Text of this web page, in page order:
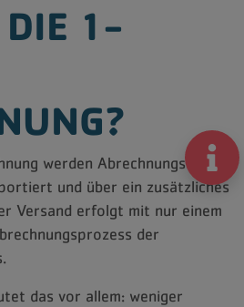
DIE 1-
werden Abrechnungsdaten
und über ein zusätzliches
Versand erfolgt mit nur einem
der
das vor allem: weniger